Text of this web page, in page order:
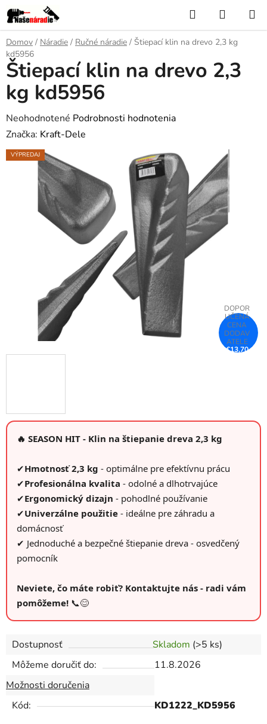
Prejsť
na
obsah
Hľadať
KOŠÍK
Domov / Náradie / Ručné náradie / Štiepací klin na drevo 2,3 kg
kd5956
🔥 SEASON HIT - Klin na štiepanie dreva 2,3 kg
✔Hmotnosť 2,3 kg - optimálne pre efektívnu prácu
✔Profesionálna kvalita - odolné a dlhotrvajúce
✔Ergonomický dizajn - pohodlné používanie
✔Univerzálne použitie - ideálne pre záhradu a
domácnosť
✔ Jednoduché a bezpečné štiepanie dreva - osvedčený
pomocník
Neviete, čo máte robiť? Kontaktujte nás - radi vám
pomôžeme! 📞😊
Dostupnosť Skladom (>5 ks)
Môžeme doručiť do:
11.8.2026
Možnosti doručenia
Kód:
KD1222_KD5956
Štiepací klin na drevo 2,3
kg kd5956
Priemerné
hodnotenie
produktu
Neohodnotené Podrobnosti hodnotenia
Značka: Kraft-Dele
VÝPREDAJ
€13,70